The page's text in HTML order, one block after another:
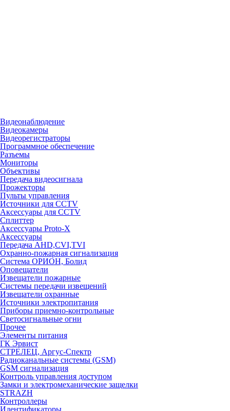
Видеонаблюдение
Видеокамеры
Видеорегистраторы
Программное обеспечение
Разъемы
Мониторы
Объективы
Передача видеосигнала
Прожекторы
Пульты управления
Источники для CCTV
Аксессуары для CCTV
Сплиттер
Аксессуары Proto-X
Аксессуары
Передача AHD,CVI,TVI
Охранно-пожарная сигнализация
Система ОРИОН, Болид
Оповещатели
Извещатели пожарные
Системы передачи извещений
Извещатели охранные
Источники электропитания
Приборы приемно-контрольные
Светосигнальные огни
Прочее
Элементы питания
ГК Эрвист
СТРЕЛЕЦ, Аргус-Спектр
Радиоканальные системы (GSM)
GSM сигнализация
Контроль управления доступом
Замки и электромеханические защелки
STRAZH
Контроллеры
Идентификаторы